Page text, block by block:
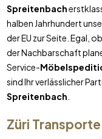
Spreitenbach
halben Jahrhundert
der EU zur Seite. Egal,
der Nachbarschaft
Service-
sind Ihr verlässlicher
Spreitenbach
Züri